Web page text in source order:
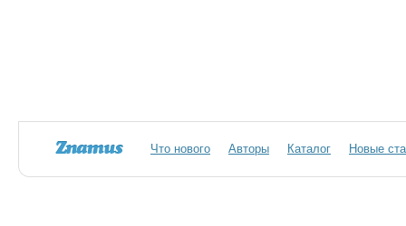
Что нового Авторы Каталог Новые